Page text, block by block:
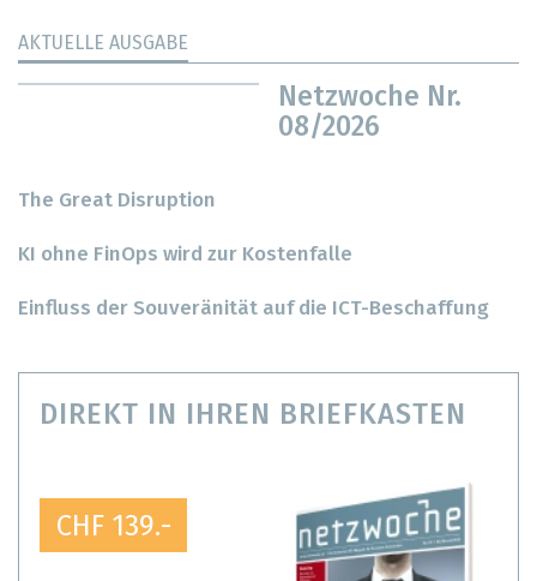
AKTUELLE AUSGABE
Netzwoche Nr.
08/2026
The Great Disruption
KI ohne FinOps wird zur Kostenfalle
Einfluss der Souveränität auf die ICT-Beschaffung
DIREKT IN IHREN BRIEFKASTEN
CHF 139.-